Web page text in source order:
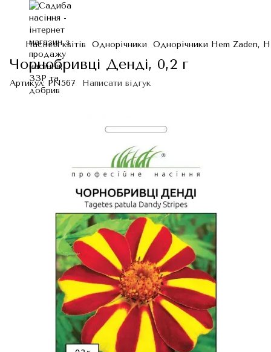
Насіння квітів Однорічники Однорічники Hem Zaden,
Чорнобривці Денді, 0,2 г
Артикул: PN567 Написати відгук